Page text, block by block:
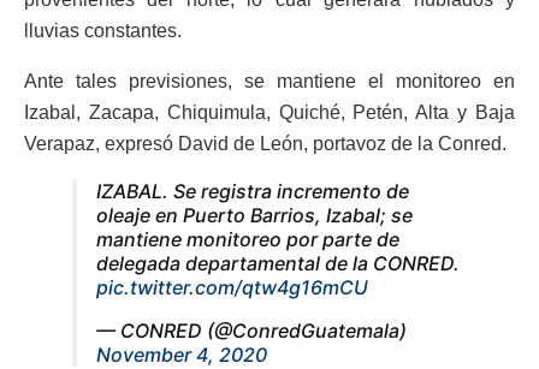
lluvias constantes.
Ante tales previsiones, se mantiene el monitoreo en
Izabal, Zacapa, Chiquimula, Quiché, Petén, Alta y Baja
Verapaz, expresó David de León, portavoz de la Conred.
IZABAL. Se registra incremento de
oleaje en Puerto Barrios, Izabal; se
mantiene monitoreo por parte de
delegada departamental de la CONRED.
pic.twitter.com/qtw4g16mCU
— CONRED (@ConredGuatemala)
November 4, 2020